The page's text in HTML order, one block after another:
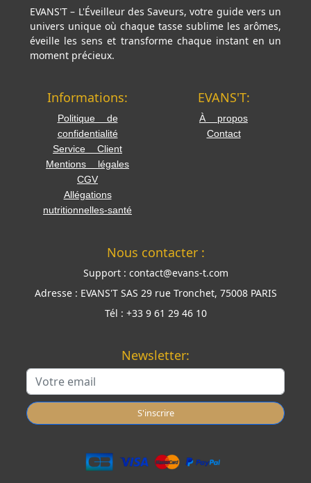
EVANS'T – L'Éveilleur des Saveurs, votre guide vers un
univers unique où chaque tasse sublime les arômes,
éveille les sens et transforme chaque instant en un
moment précieux.
Informations:
Politique de
confidentialité
Service Client
Mentions légales
CGV
Allégations
nutritionnelles-santé
EVANS'T:
À propos
Contact
Nous contacter :
Support : contact@evans-t.com
Adresse : EVANS'T SAS 29 rue Tronchet, 75008 PARIS
Tél : +33 9 61 29 46 10
Newsletter:
S'inscrire